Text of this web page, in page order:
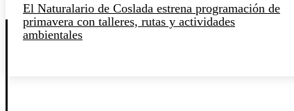
El Naturalario de Coslada estrena programación de
primavera con talleres, rutas y actividades
ambientales